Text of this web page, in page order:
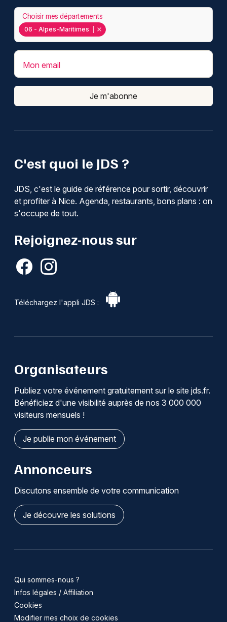
C'est quoi le JDS ?
JDS, c'est le guide de référence pour sortir, découvrir
et profiter à Nice. Agenda, restaurants, bons plans : on
s'occupe de tout.
Rejoignez-nous sur
Téléchargez l'appli JDS :
06 - Alpes-Maritimes
Choisir mes départements
Mon email
Je m'abonne
Organisateurs
Publiez votre événement gratuitement sur le site jds.fr.
Bénéficiez d'une visibilité auprès de nos 3 000 000
visiteurs mensuels !
Je publie mon événement
Annonceurs
Discutons ensemble de votre communication
Je découvre les solutions
Qui sommes-nous ?
Infos légales / Affiliation
Cookies
Modifier mes choix de cookies